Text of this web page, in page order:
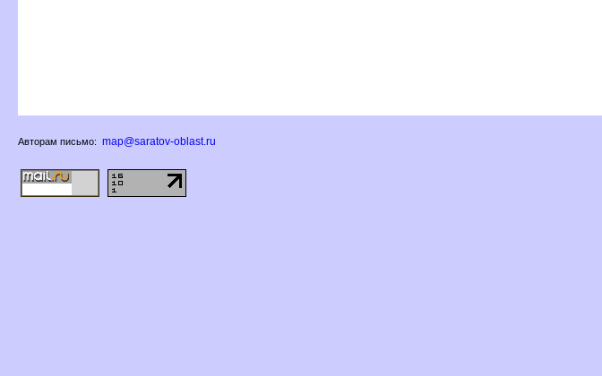
Авторам письмо: map@saratov-oblast.ru